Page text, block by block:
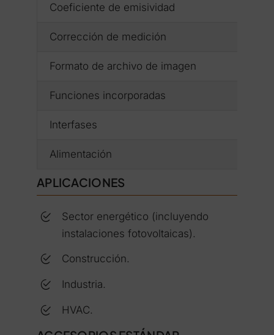
Coeficiente de emisividad
Corrección de medición
Formato de archivo de imagen
Funciones incorporadas
Interfases
Alimentación
APLICACIONES
Sector energético (incluyendo
instalaciones fotovoltaicas).
Construcción.
Industria.
HVAC.